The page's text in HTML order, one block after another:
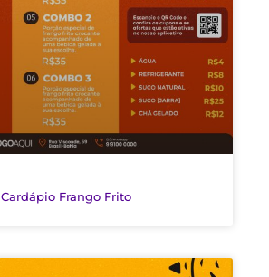
Cardápio Frango Frito